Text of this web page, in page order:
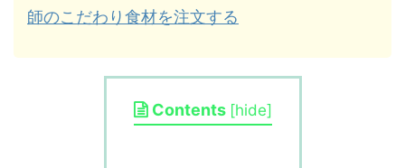
師のこだわり食材を注文する
Contents [hide]